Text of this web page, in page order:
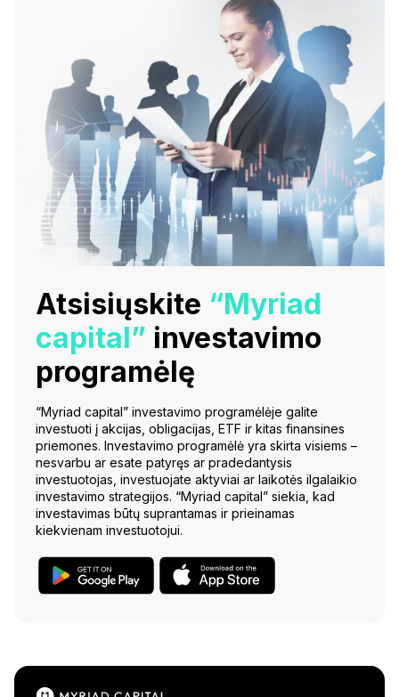
Atsisiųskite “Myriad
capital” investavimo
programėlę
“Myriad capital” investavimo programėlėje galite
investuoti į akcijas, obligacijas, ETF ir kitas finansines
priemones. Investavimo programėlė yra skirta visiems –
nesvarbu ar esate patyręs ar pradedantysis
investuotojas, investuojate aktyviai ar laikotės ilgalaikio
investavimo strategijos. “Myriad capital” siekia, kad
investavimas būtų suprantamas ir prieinamas
kiekvienam investuotojui.